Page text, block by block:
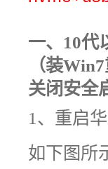
一、 10代
（装Win7
关闭安全
1 、重启
如下图所